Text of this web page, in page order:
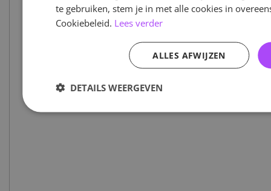
te gebruiken, stem je in met alle cookies in
Cookiebeleid. Lees verder
ALLES AFWIJZEN
DETAILS WEERGEVEN